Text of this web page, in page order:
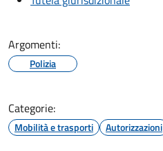
Argomenti:
Polizia
Categorie:
Mobilità e trasporti Autorizzazioni